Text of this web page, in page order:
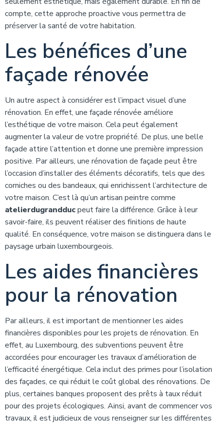
compte, cette approche proactive vous permettra de
préserver la santé de votre habitation.
Les bénéfices d’une
façade rénovée
Un autre aspect à considérer est l’impact visuel d’une
rénovation. En effet, une façade rénovée améliore
l’esthétique de votre maison. Cela peut également
augmenter la valeur de votre propriété. De plus, une belle
façade attire l’attention et donne une première impression
positive. Par ailleurs, une rénovation de façade peut être
l’occasion d’installer des éléments décoratifs, tels que des
corniches ou des bandeaux, qui enrichissent l’architecture de
votre maison. C’est là qu’un artisan peintre comme
atelierdugrandducpeut faire la différence. Grâce à leur
savoir-faire, ils peuvent réaliser des finitions de haute
qualité. En conséquence, votre maison se distinguera dans le
paysage urbain luxembourgeois.
Les aides financières
pour la rénovation
Par ailleurs, il est important de mentionner les aides
financières disponibles pour les projets de rénovation. En
effet, au Luxembourg, des subventions peuvent être
accordées pour encourager les travaux d’amélioration de
l’efficacité énergétique. Cela inclut des primes pour l’isolation
des façades, ce qui réduit le coût global des rénovations. De
plus, certaines banques proposent des prêts à taux réduit
pour des projets écologiques. Ainsi, avant de commencer vos
travaux, il est judicieux de vous renseigner sur les différentes